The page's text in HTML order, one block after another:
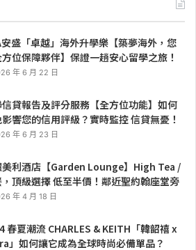
盛「卓越」海外升學樂【築夢海外，您
位保障夥伴】保證一趟安心留學之旅！
年 6 月 22 日
貸報告及評分服務【全方位功能】如何
響您的信用評級？實時監控 信貸無憂！
年 6 月 23 日
美利酒店【Garden Lounge】High Tea /
，頂級選擇 低至半價！鄰近聖約翰座堂旁
年 4 月 18 日
春夏潮流 CHARLES & KEITH「韓韶禧 x
」如何讓它成為全球時尚必備單品？